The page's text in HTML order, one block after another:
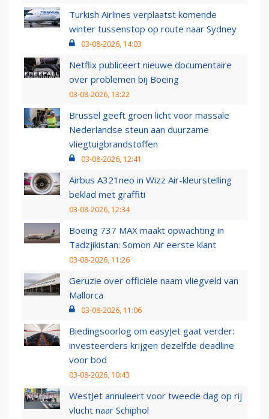
Turkish Airlines verplaatst komende
winter tussenstop op route naar Sydney
03-08-2026, 14:03
Netflix publiceert nieuwe documentaire
over problemen bij Boeing
03-08-2026, 13:22
Brussel geeft groen licht voor massale
Nederlandse steun aan duurzame
vliegtuigbrandstoffen
03-08-2026, 12:41
Airbus A321neo in Wizz Air-kleurstelling
beklad met graffiti
03-08-2026, 12:34
Boeing 737 MAX maakt opwachting in
Tadzjikistan: Somon Air eerste klant
03-08-2026, 11:26
Geruzie over officiële naam vliegveld van
Mallorca
03-08-2026, 11:06
Biedingsoorlog om easyJet gaat verder:
investeerders krijgen dezelfde deadline
voor bod
03-08-2026, 10:43
WestJet annuleert voor tweede dag op rij
vlucht naar Schiphol